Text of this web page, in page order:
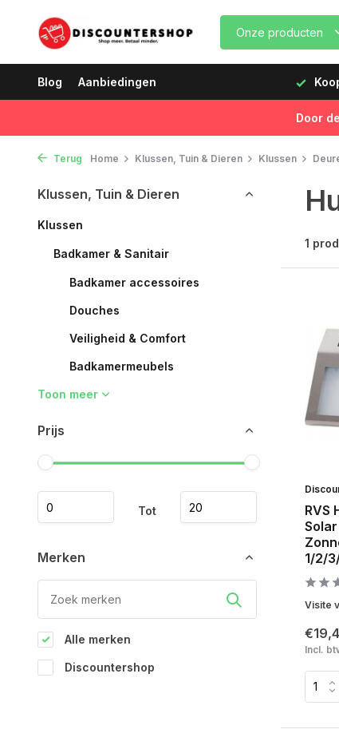
Onze producten
Blog Aanbiedingen
vóór 12:00 uur, de volgende dag geleverd!
Door
Terug Home Klussen, Tuin & Dieren Klussen
Klussen, Tuin & Dieren
Klussen
Badkamer & Sanitair
Badkamer accessoires
Douches
Veiligheid & Comfort
Badkamermeubels
Toon meer
Prijs
Tot
Merken
Alle merken
Discountershop
1
RVS
1/2/
Visite
Incl.